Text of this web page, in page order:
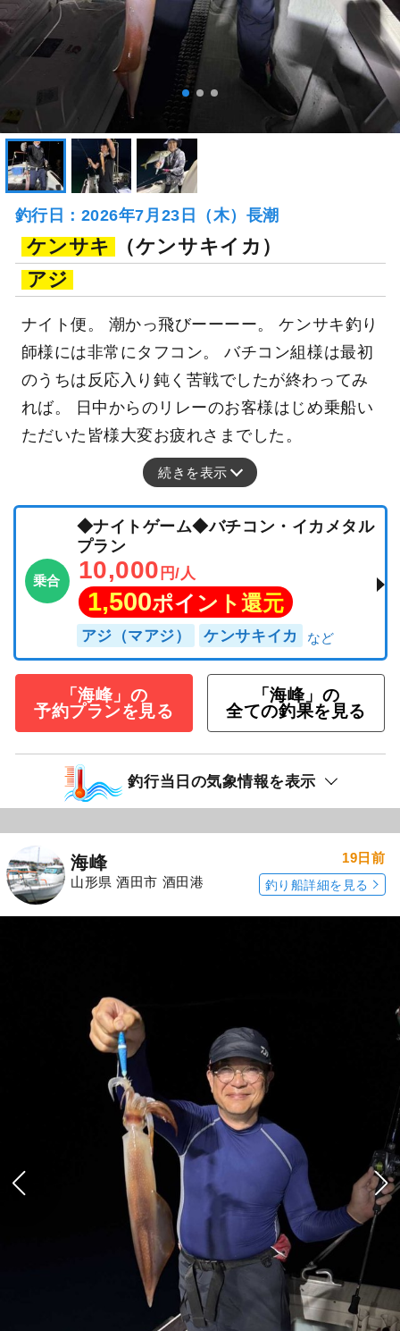
釣行日：2026年7月23日（木）長潮
ケンサキ
（ケンサキイカ）
アジ
ナイト便。 潮かっ飛びーーーー。 ケンサキ釣り
師様には非常にタフコン。 バチコン組様は最初
のうちは反応入り鈍く苦戦でしたが終わってみ
れば。 日中からのリレーのお客様はじめ乗船い
ただいた皆様大変お疲れさまでした。
続きを表示
乗合
◆ナイトゲーム◆バチコン・イカメタル
プラン
10,000 円/人
1,500ポイント還元
アジ（マアジ） ケンサキイカ
「海峰」の
予約プランを見る
「海峰」の
全ての釣果を見る
釣行当日の気象情報を表示
海峰
山形県 酒田市 酒田港
19日前
釣り船詳細を見る